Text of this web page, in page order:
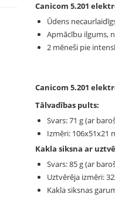
Canicom 5.201
Ūdens
Apmācību ilgums,
2 mēneši pie
Canicom 5.201
Tālvadības pults:
Svars: 71 g (ar
Izmēri: 106x51x21
Kakla siksna ar
Svars: 85 g (ar
Uztvērēja izmēri:
Kakla siksnas